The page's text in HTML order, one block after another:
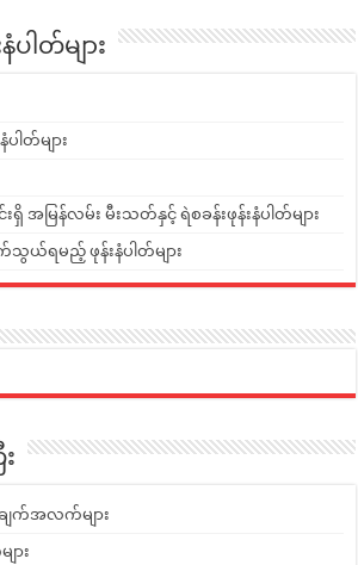
ါတ်များ
ါတ်များ
အမြန်လမ်း မီးသတ်နှင့် ရဲစခန်းဖုန်းနံပါတ်များ
ယ်ရမည့် ဖုန်းနံပါတ်များ
ျက်အလက်များ
ား